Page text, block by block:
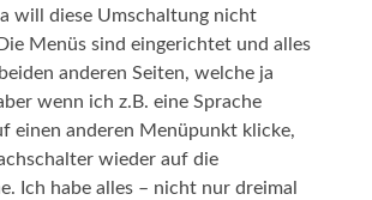
will diese Umschaltung nicht
Menüs sind eingerichtet und alles
anderen Seiten, welche ja
wenn ich z.B. eine Sprache
einen anderen Menüpunkt klicke,
wieder auf die
Ich habe alles – nicht nur dreimal